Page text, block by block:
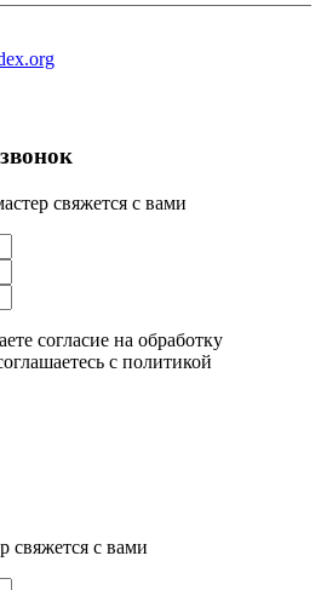
свяжется с вами
согласие на обработку
c политикой
свяжется с вами